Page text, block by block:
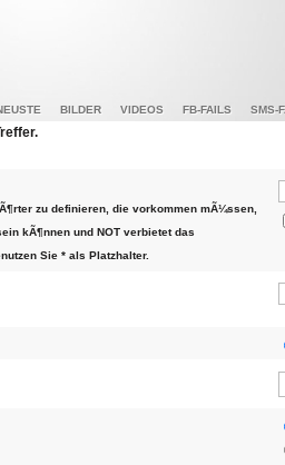
BILDER VIDEOS FB-FAILS SMS-
zu definieren, die vorkommen mÃ¼ssen,
kÃ¶nnen und NOT verbietet das
Sie * als Platzhalter.